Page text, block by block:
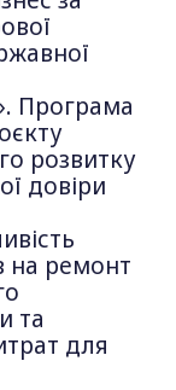
Програма
розвитку
довіри
на ремонт
та
для